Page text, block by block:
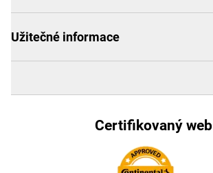
Užitečné informace
Certifikovaný web